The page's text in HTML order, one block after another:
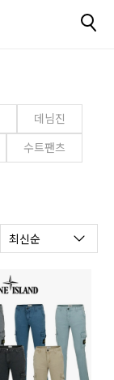
데님진
수트팬츠